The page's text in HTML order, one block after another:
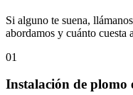
Si alguno te suena,
abordamos y cuánto cuesta
01
Instalación de plomo